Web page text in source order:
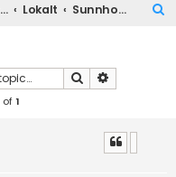
Geocaching Lokalt Sunnhordland
Search
of1